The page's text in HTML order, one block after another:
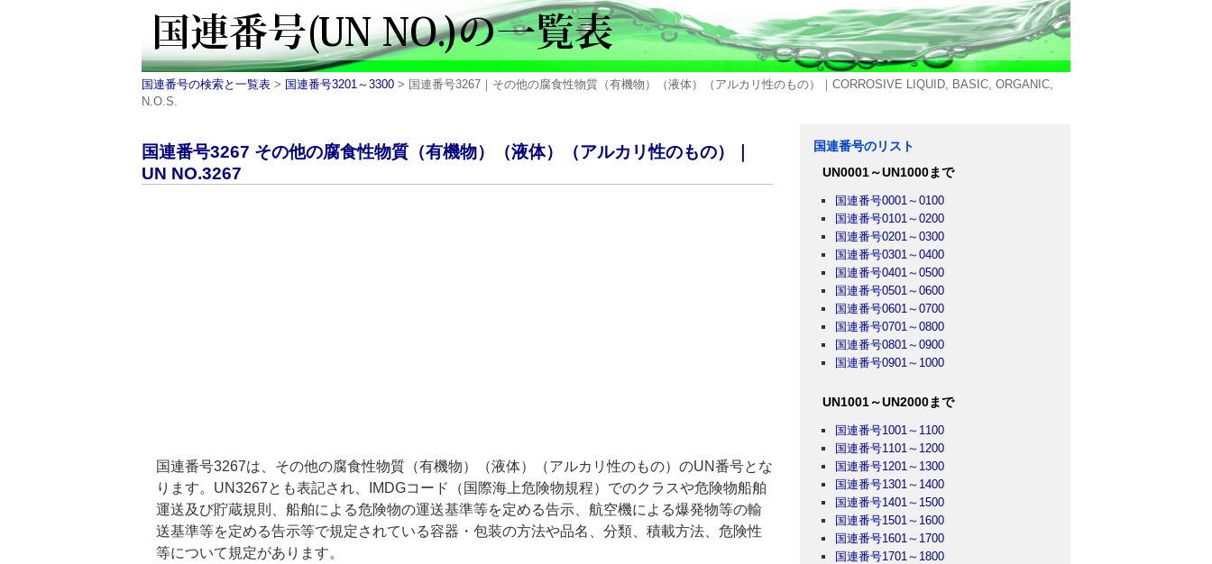
国連番号の検索と一覧表 > 国連番号3201～3300 > 国連番号3267｜その他の腐食性物質（有機物）（液体）（アルカリ性のもの）｜CORROSIVE LIQUID, BASIC, ORGANIC,
N.O.S.
国連番号3267 その他の腐食性物質（有機物）（液体）（アルカリ性のもの）｜
UN NO.3267
国連番号3267は、その他の腐食性物質（有機物）（液体）（アルカリ性のもの）のUN番号とな
ります。UN3267とも表記され、IMDGコード（国際海上危険物規程）でのクラスや危険物船舶
運送及び貯蔵規則、船舶による危険物の運送基準等を定める告示、航空機による爆発物等の輸
送基準等を定める告示等で規定されている容器・包装の方法や品名、分類、積載方法、危険性
等について規定があります。
国連番号のリスト
UN0001～UN1000まで
国連番号0001～0100
国連番号0101～0200
国連番号0201～0300
国連番号0301～0400
国連番号0401～0500
国連番号0501～0600
国連番号0601～0700
国連番号0701～0800
国連番号0801～0900
国連番号0901～1000
UN1001～UN2000まで
国連番号1001～1100
国連番号1101～1200
国連番号1201～1300
国連番号1301～1400
国連番号1401～1500
国連番号1501～1600
国連番号1601～1700
国連番号1701～1800